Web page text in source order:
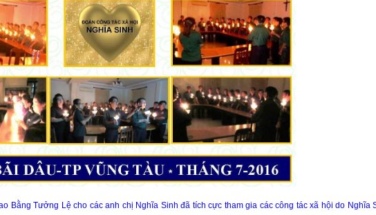
Bằng Tưởng Lệ cho các anh chị Nghĩa Sinh đã tích cực tham gia các công tác xã hội do Nghĩa